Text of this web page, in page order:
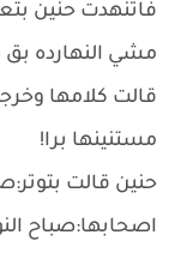
فاتنهدت حنين
مشي النهارده
قالت كلامها
مستنينها برا!
حنين قالت
اصحابها:صباح